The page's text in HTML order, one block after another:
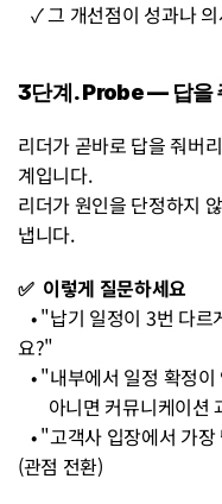
✓ 그 개선점이 성과나
3단계. Probe — 답을
리더가 곧바로 답을 줘버
계입니다.
리더가 원인을 단정하지
냅니다.
✅  이렇게 질문하세요
   • "납기 일정이 3번 다르게 전달된 데는 어떤 상황이 있었을까
요?"
• "내부에서 일정 확정
아니면 커뮤니케
   • "고객사 입장에서 가장 답답했을 부분이 뭐라고 생각하세요?"
(관점 전환)